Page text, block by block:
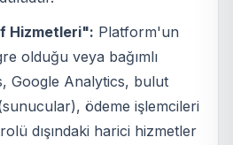
Hizmetleri": Platform'un
olduğu veya bağımlı
Google Analytics, bulut
(sunucular), ödeme işlemcileri
dışındaki harici hizmetler